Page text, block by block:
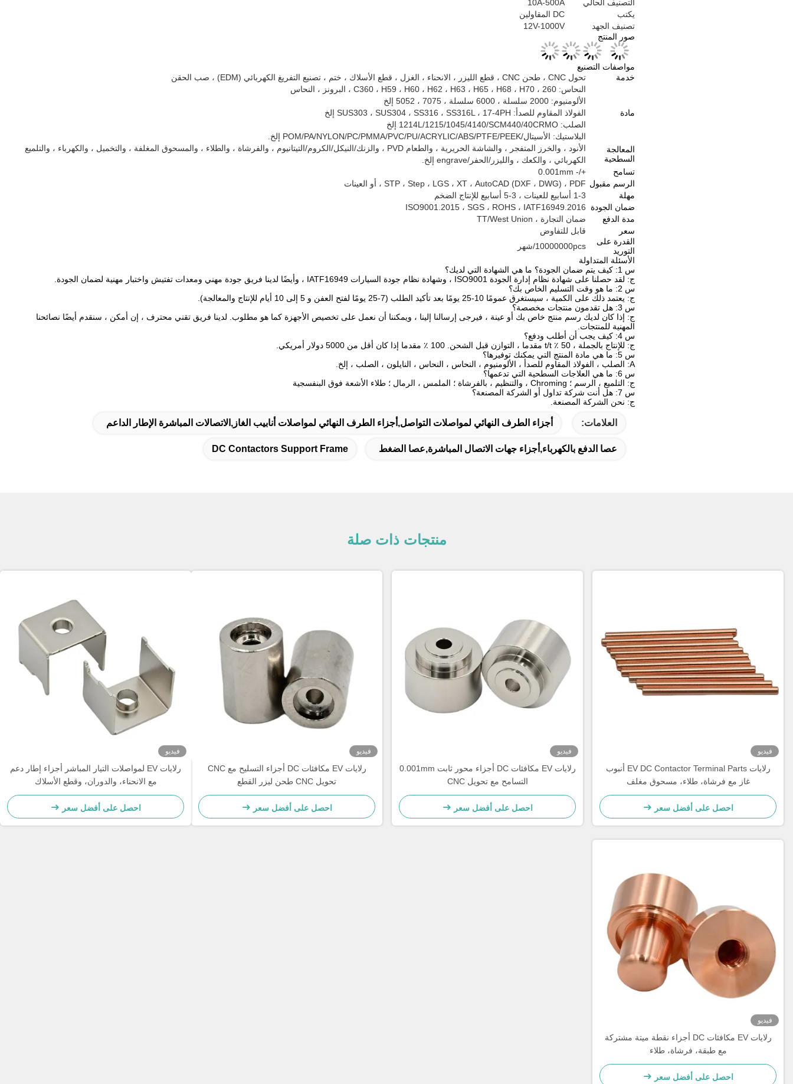
التصنيف الحالي
10A-500A
يكتب
DC المقاولين
تصنيف الجهد
12V-1000V
صور المنتج
مواصفات التصنيع
خدمة
تحول CNC ، طحن CNC ، قطع الليزر ، الانحناء ، الغزل ، قطع الأسلاك ، ختم ، تصنيع التفريغ الكهربائي (EDM) ، صب الحقن
مادة
النحاس: 260 ، C360 ، H59 ، H60 ، H62 ، H63 ، H65 ، H68 ، H70 ، البرونز ، النحاس
الألومنيوم: 2000 سلسلة ، 6000 سلسلة ، 7075 ، 5052 إلخ
الفولاذ المقاوم للصدأ: SUS303 ، SUS304 ، SS316 ، SS316L ، 17-4PH إلخ
الصلب: 1214L/1215/1045/4140/SCM440/40CRMO إلخ
البلاستيك: الأسيتال/POM/PA/NYLON/PC/PMMA/PVC/PU/ACRYLIC/ABS/PTFE/PEEK إلخ.
المعالجة
السطحية
الأنود ، والخرز المتفجر ، والشاشة الحريرية ، والطعام PVD ، والزنك/النيكل/الكروم/التيتانيوم ، والفرشاة ، والطلاء ، والمسحوق المغلفة ، والتخميل ، والكهرباء ، والتلميع
الكهربائي ، والكعك ، والليزر/الحفر/engrave إلخ.
تسامح
+/- 0.001mm
الرسم مقبول STP ، Step ، LGS ، XT ، AutoCAD (DXF ، DWG) ، PDF ، أو العينات
مهلة
1-3 أسابيع للعينات ، 3-5 أسابيع للإنتاج الضخم
ضمان الجودة
ISO9001.2015 ، SGS ، ROHS ، IATF16949.2016
مدة الدفع
ضمان التجارة ، TT/West Union
سعر
قابل للتفاوض
القدرة على
التوريد
10000000pcs/شهر
الأسئلة المتداولة
س 1: كيف يتم ضمان الجودة؟ ما هي الشهادة التي لديك؟
ج: لقد حصلنا على شهادة نظام إدارة الجودة ISO9001 ، وشهادة نظام جودة السيارات IATF16949 ، وأيضًا لدينا فريق جودة مهني ومعدات تفتيش واختبار مهنية لضمان الجودة.
س 2: ما هو وقت التسليم الخاص بك؟
ج: يعتمد ذلك على الكمية ، سيستغرق عمومًا 10-25 يومًا بعد تأكيد الطلب (7-25 يومًا لفتح العفن و 5 إلى 10 أيام للإنتاج والمعالجة).
س 3: هل تقدمون منتجات مخصصة؟
ج: إذا كان لديك رسم منتج خاص بك أو عينة ، فيرجى إرسالنا إلينا ، ويمكننا أن نعمل على تخصيص الأجهزة كما هو مطلوب. لدينا فريق تقني محترف ، إن أمكن ، سنقدم أيضًا نصائحنا
المهنية للمنتجات.
س 4: كيف يجب أن أطلب ودفع؟
ج: للإنتاج بالجملة ، 50 ٪ t/t مقدما ، التوازن قبل الشحن. 100 ٪ مقدما إذا كان أقل من 5000 دولار أمريكي.
س 5: ما هي مادة المنتج التي يمكنك توفيرها؟
A: الصلب ، الفولاذ المقاوم للصدأ ، الألومنيوم ، النحاس ، النحاس ، النايلون ، الصلب ، إلخ.
س 6: ما هي العلاجات السطحية التي تدعمها؟
ج: التلميع ، الرسم ؛ Chroming ، والتنظيم ، بالفرشاة ؛ الملمس ، الرمال ؛ طلاء الأشعة فوق البنفسجية
س 7: هل أنت شركة تداول أو الشركة المصنعة؟
ج: نحن الشركة المصنعة.
العلامات: أجزاء الطرف النهائي لمواصلات التواصل,أجزاء الطرف النهائي لمواصلات أنابيب الغاز,الاتصالات المباشرة الإطار الداعم
عصا الدفع بالكهرباء,أجزاء جهات الاتصال المباشرة,عصا الضغط DC Contactors Support Frame
منتجات ذات صلة
فيديو
رلايات EV DC Contactor Terminal Parts أنبوب
غاز مع فرشاة، طلاء، مسحوق مغلف
احصل على أفضل سعر
فيديو
رلايات EV مكافئات DC أجزاء محور ثابت 0.001mm
التسامح مع تحويل CNC
احصل على أفضل سعر
فيديو
رلايات EV مكافئات DC أجزاء التسليح مع CNC
تحويل CNC طحن ليزر القطع
احصل على أفضل سعر
فيديو
رلايات EV لمواصلات التيار المباشر أجزاء إطار دعم
مع الانحناء، والدوران، وقطع الأسلاك
احصل على أفضل سعر
فيديو
رلايات EV مكافئات DC أجزاء نقطة ميتة مشتركة
مع طبقة، فرشاة، طلاء
احصل على أفضل سعر